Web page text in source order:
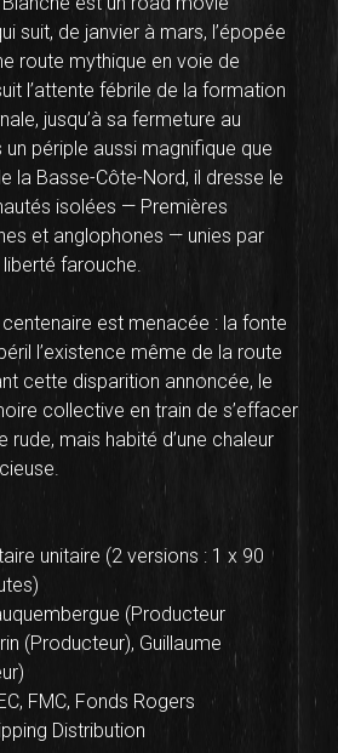
suit, de janvier à mars, l’épopée
route mythique en voie de
l’attente fébrile de la formation
jusqu’à sa fermeture au
périple aussi magnifique que
la Basse-Côte-Nord, il dresse le
isolées — Premières
et anglophones — unies par
liberté farouche.
est menacée : la fonte
l’existence même de la route
cette disparition annoncée, le
collective en train de s’effacer
rude, mais habité d’une chaleur
unitaire (2 versions : 1 x 90
(Producteur
(Producteur), Guillaume
FMC, Fonds Rogers
Distribution